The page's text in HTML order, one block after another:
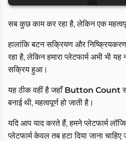
सब कुछ काम कर रहा है, लेकिन एक
हालांकि बटन सक्रियण और
रहा है, लेकिन हमारा प्लेटफार्म अभी भी
सक्रिय हुआ।
यह ठीक वहीं है जहाँ Button Count
बनाई थी, महत्वपूर्ण हो जाती है।
यदि आप याद करते हैं, हमने प्लेटफार्म
प्लेटफार्म केवल तब हटा दिया जाना